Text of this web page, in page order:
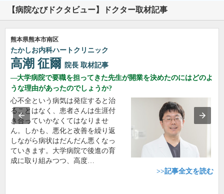
【病院なびドクタビュー】ドクター取材記事
熊本県熊本市南区
たかしお内科ハートクリニック
高潮 征爾 院長 取材記事
大学病院で要職を担ってきた先生が開業を決めたのにはどのよ
うな理由があったのでしょうか?
心不全という病気は発症すると治
ることはなく、患者さんは生涯付
き合っていかなくてはなりませ
ん。しかも、悪化と改善を繰り返
しながら病状はだんだん悪くなっ
ていきます。大学病院で後進の育
成に取り組みつつ、高度…
>>記事全文を読む